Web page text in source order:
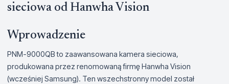
sieciowa od Hanwha Vision
Wprowadzenie
PNM-9000QB to zaawansowana kamera sieciowa,
produkowana przez renomowaną firmę Hanwha Vision
(wcześniej Samsung). Ten wszechstronny model został